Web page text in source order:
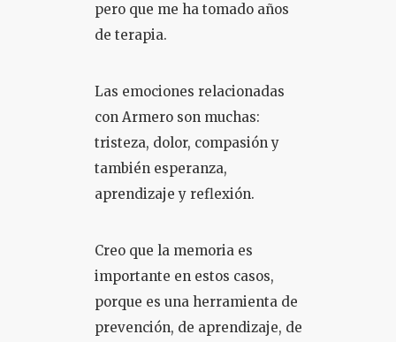
pero que me ha tomado años
de terapia.
Las emociones relacionadas
con Armero son muchas:
tristeza, dolor, compasión y
también esperanza,
aprendizaje y reflexión.
Creo que la memoria es
importante en estos casos,
porque es una herramienta de
prevención, de aprendizaje, de